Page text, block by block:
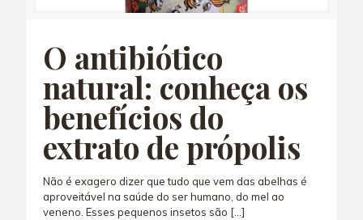
O antibiótico
natural: conheça os
benefícios do
extrato de própolis
Não é exagero dizer que tudo que vem das abelhas é
aproveitável na saúde do ser humano, do mel ao
veneno. Esses pequenos insetos são […]